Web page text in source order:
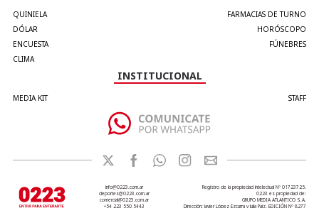
QUINIELA
DÓLAR
ENCUESTA
CLIMA
FARMACIAS DE TURNO
HORÓSCOPO
FÚNEBRES
INSTITUCIONAL
MEDIA KIT STAFF
info@0223.com.ar
deportes@0223.com.ar
comercial@0223.com.ar
+54 223 550 5443
Registro de la propiedad intelectual Nº 01723725.
0223 es propiedad de:
GRUPO MEDIA ATLANTICO S.A.
Dirección: Javier López Ezcurra y Julia Paiz. EDICIÓN Nº 8277